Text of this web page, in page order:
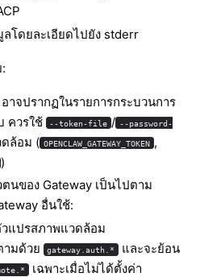
โดยละเอียดไปยัง stderr
าจปรากฏในรายการกระบวนการ
ควรใช้
--token-file / --password-
ล้อม ( OPENCLAW_GATEWAY_TOKEN ,
)
นของ Gateway เป็นไปตาม
อื่นใช้:
แปรสภาพแวดล้อม
ามด้วย gateway.auth.*
และจะย้อน
เฉพาะเมื่อไม่ได้ตั้งค่า